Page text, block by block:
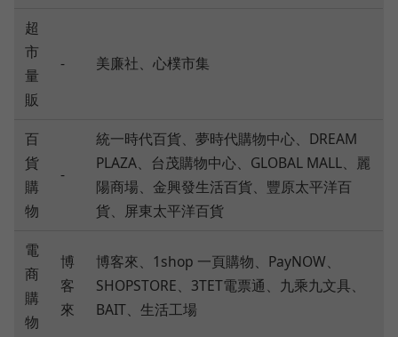
超
市
量
販
- 美廉社、心樸市集
百
貨
購
物
-
統一時代百貨、夢時代購物中心、DREAM
PLAZA、台茂購物中心、GLOBAL MALL、麗
陽商場、金興發生活百貨、豐原太平洋百
貨、屏東太平洋百貨
電
商
購
物
博
客
來
博客來、1shop 一頁購物、PayNOW、
SHOPSTORE、3TET電票通、九乘九文具、
BAIT、生活工場